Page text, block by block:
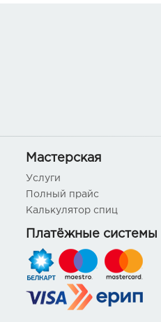
Мастерская
Услуги
Полный прайс
Калькулятор спиц
Платёжные системы